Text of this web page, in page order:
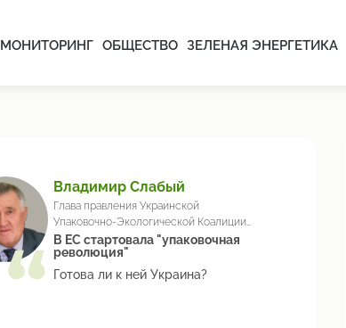
МОНИТОРИНГ ОБЩЕСТВО ЗЕЛЕНАЯ ЭНЕРГЕТИКА
Владимир Слабый
Глава правления Украинской
Упаковочно-Экологической Коалиции
(УКРПЕК)
В ЕС стартовала "упаковочная
революция"
Готова ли к ней Украина?